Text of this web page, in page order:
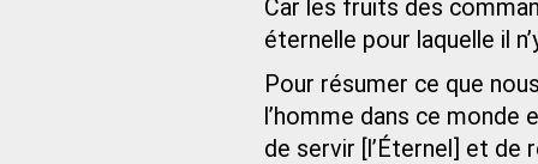
Car les fruits des
éternelle pour laquelle il
Pour résumer ce que
l’homme dans ce
de servir [l’Éternel] et de